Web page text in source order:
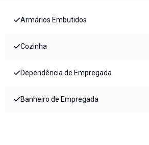
Armários Embutidos
Cozinha
Dependência de Empregada
Banheiro de Empregada